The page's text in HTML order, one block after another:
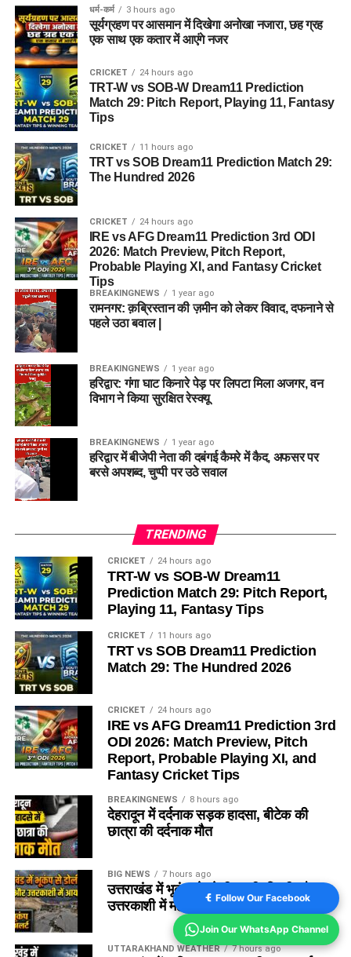
धर्म-कर्म 3 hours ago
सूर्यग्रहण पर आसमान में दिखेगा अनोखा नजारा, छह ग्रह
एक साथ एक कतार में आएंगे नजर
CRICKET 24 hours ago
TRT-W vs SOB-W Dream11 Prediction
Match 29: Pitch Report, Playing 11, Fantasy
Tips
CRICKET 11 hours ago
TRT vs SOB Dream11 Prediction Match 29:
The Hundred 2026
CRICKET 24 hours ago
IRE vs AFG Dream11 Prediction 3rd ODI
2026: Match Preview, Pitch Report,
Probable Playing XI, and Fantasy Cricket
Tips
BREAKINGNEWS 1 year ago
रामनगर: क़ब्रिस्तान की ज़मीन को लेकर विवाद, दफनाने से
पहले उठा बवाल |
BREAKINGNEWS 1 year ago
हरिद्वार: गंगा घाट किनारे पेड़ पर लिपटा मिला अजगर, वन
विभाग ने किया सुरक्षित रेस्क्यू
BREAKINGNEWS 1 year ago
हरिद्वार में बीजेपी नेता की दबंगई कैमरे में कैद, अफसर पर
बरसे अपशब्द, चुप्पी पर उठे सवाल
TRENDING
CRICKET 24 hours ago
TRT-W vs SOB-W Dream11
Prediction Match 29: Pitch Report,
Playing 11, Fantasy Tips
CRICKET 11 hours ago
TRT vs SOB Dream11 Prediction
Match 29: The Hundred 2026
CRICKET 24 hours ago
IRE vs AFG Dream11 Prediction 3rd
ODI 2026: Match Preview, Pitch
Report, Probable Playing XI, and
Fantasy Cricket Tips
BREAKINGNEWS 8 hours ago
देहरादून में दर्दनाक सड़क हादसा, बीटेक की
छात्रा की दर्दनाक मौत
BIG NEWS 7 hours ago
उत्तराखंड में भूकंप से डोली धरती, टिहरी और
उत्तरकाशी में महसूस किए गए भूकंप के झटके
UTTARAKHAND WEATHER 7 hours ago
Follow Our Facebook
Join Our WhatsApp Channel